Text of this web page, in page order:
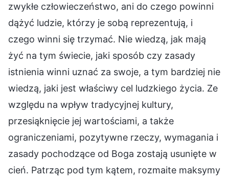
zwykłe człowieczeństwo, ani do czego powinni
dążyć ludzie, którzy je sobą reprezentują, i
czego winni się trzymać. Nie wiedzą, jak mają
żyć na tym świecie, jaki sposób czy zasady
istnienia winni uznać za swoje, a tym bardziej nie
wiedzą, jaki jest właściwy cel ludzkiego życia. Ze
względu na wpływ tradycyjnej kultury,
przesiąknięcie jej wartościami, a także
ograniczeniami, pozytywne rzeczy, wymagania i
zasady pochodzące od Boga zostają usunięte w
cień. Patrząc pod tym kątem, rozmaite maksymy